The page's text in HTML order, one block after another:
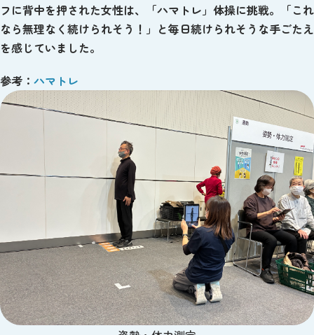
フに背中を押された女性は、「ハマトレ」体操に挑戦。「これ
なら無理なく続けられそう！」と毎日続けられそうな手ごたえ
を感じていました。
参考： ハマトレ